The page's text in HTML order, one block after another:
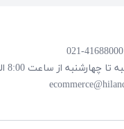
از ساعت 8:00 الی 18:00